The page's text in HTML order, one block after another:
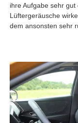
ihre Aufgabe sehr
Lüftergeräusche
dem ansonsten sehr